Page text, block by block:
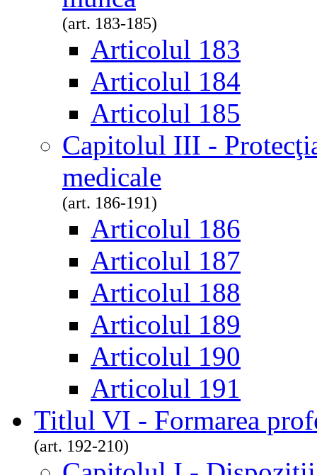
(art. 183-185)
Articolul 183
Articolul 184
Articolul 185
Capitolul III -
medicale
(art. 186-191)
Articolul 186
Articolul 187
Articolul 188
Articolul 189
Articolul 190
Articolul 191
Titlul VI - Formarea
(art. 192-210)